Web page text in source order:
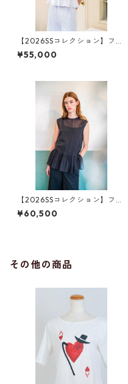
【2026SSコレクション】フレ
ア・キャミソールトップス
白レース（花柄）
¥55,000
【2026SSコレクション】フリ
ル・ショートスリーブトップ
ス ブラック（透け感）
¥60,500
その他の商品